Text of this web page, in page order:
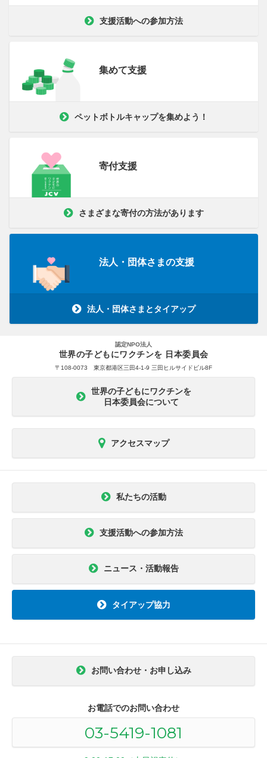
支援活動への参加方法
集めて支援
ペットボトルキャップを集めよう！
寄付支援
さまざまな寄付の方法があります
法人・団体さまの支援
法人・団体さまとタイアップ
認定NPO法人
世界の子どもにワクチンを 日本委員会
〒108-0073 東京都港区三田4-1-9 三田ヒルサイドビル8F
世界の子どもにワクチンを
日本委員会について
アクセスマップ
私たちの活動
支援活動への参加方法
ニュース・活動報告
タイアップ協力
お問い合わせ・お申し込み
お電話でのお問い合わせ
03-5419-1081